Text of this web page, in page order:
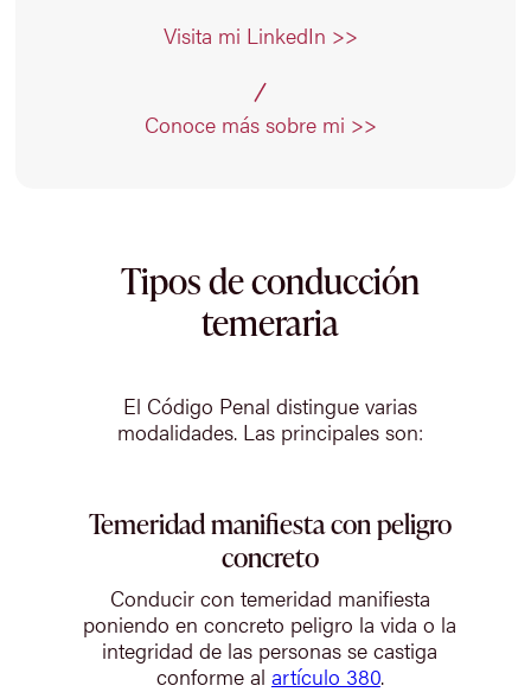
Visita mi LinkedIn >>
Conoce más sobre mi >>
Tipos de conducción
temeraria
El Código Penal distingue varias
modalidades. Las principales son:
Temeridad manifiesta con peligro
concreto
Conducir con temeridad manifiesta
poniendo en concreto peligro la vida o la
integridad de las personas se castiga
conforme al artículo 380.